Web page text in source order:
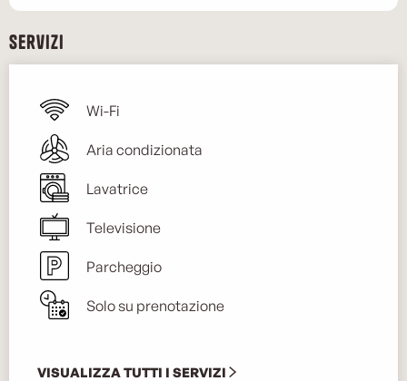
Servizi
Wi-Fi
Aria condizionata
Lavatrice
Televisione
Parcheggio
Solo su prenotazione
VISUALIZZA TUTTI I SERVIZI